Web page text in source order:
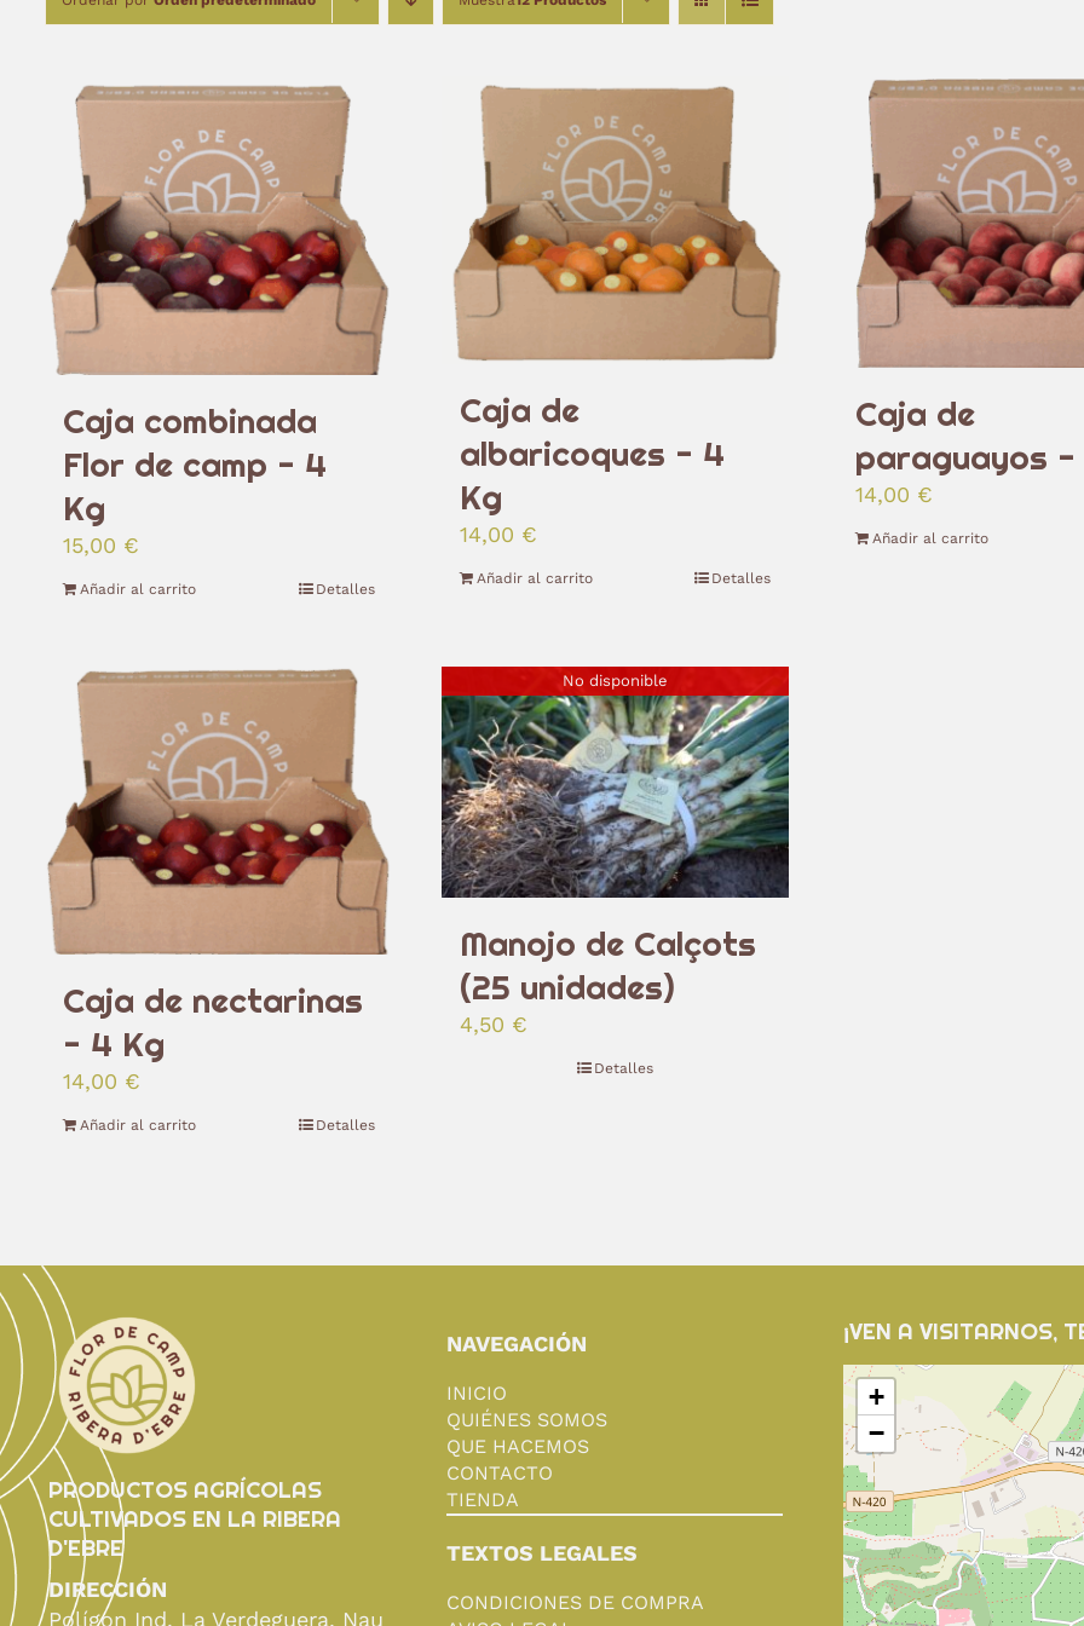
Caja combinada
Flor de camp - 4
Kg
15,00 €
Añadir al carrito Detalles
Caja de
albaricoques - 4
Kg
14,00 €
Añadir al carrito Detalles
Caja de
paraguayos -
14,00 €
Añadir al carrito
Caja de nectarinas
- 4 Kg
14,00 €
Añadir al carrito Detalles
No disponible
Manojo de Calçots
(25 unidades)
4,50 €
Detalles
PRODUCTOS AGRÍCOLAS
CULTIVADOS EN LA RIBERA
D'EBRE
DIRECCIÓN
Polígon Ind. La Verdeguera, Nau
NAVEGACIÓN
INICIO
QUIÉNES SOMOS
QUE HACEMOS
CONTACTO
TIENDA
TEXTOS LEGALES
CONDICIONES DE COMPRA
¡VEN A VISITARNOS,
+
−